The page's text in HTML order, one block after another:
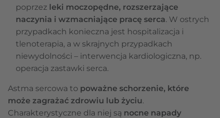
poprzez leki moczopędne, rozszerzające
naczynia i wzmacniające pracę serca. W ostrych
przypadkach konieczna jest hospitalizacja i
tlenoterapia, a w skrajnych przypadkach
niewydolności – interwencja kardiologiczna, np.
operacja zastawki serca.
Astma sercowa to poważne schorzenie, które
może zagrażać zdrowiu lub życiu.
Charakterystyczne dla niej są nocne napady